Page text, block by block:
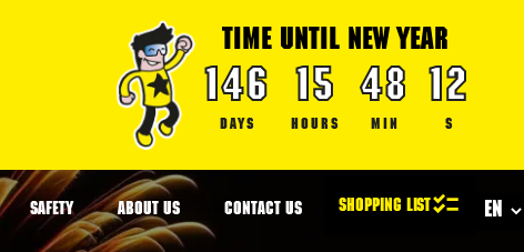
TIME UNTIL NEW YEAR
146
DAYS
15
HOURS
48
MIN
12
S
SAFETY ABOUT US CONTACT US